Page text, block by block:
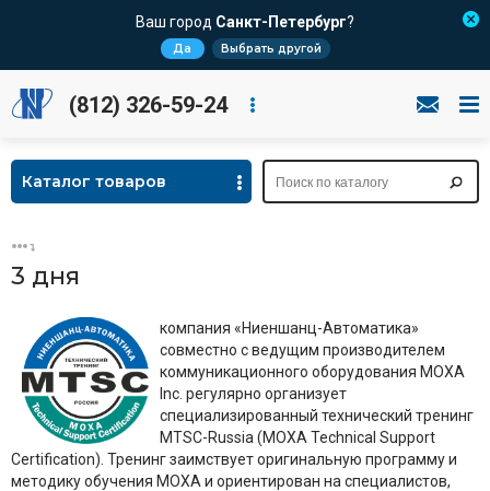
Ваш город Санкт-Петербург?
Да Выбрать другой
(812) 326-59-24
Каталог товаров
3 дня
компания «Ниеншанц-Автоматика»
совместно с ведущим производителем
коммуникационного оборудования MOXA
Inc. регулярно организует
специализированный технический тренинг
MTSC-Russia (МОХА Technical Support
Certification). Тренинг заимствует оригинальную программу и
методику обучения MOXA и ориентирован на специалистов,